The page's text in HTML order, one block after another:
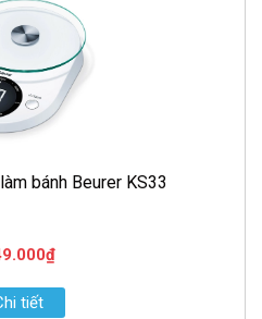
bánh Beurer KS33
tiết